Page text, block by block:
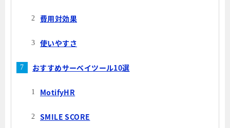
費用対効果
使いやすさ
おすすめサーベイツール10選
MotifyHR
SMILE SCORE